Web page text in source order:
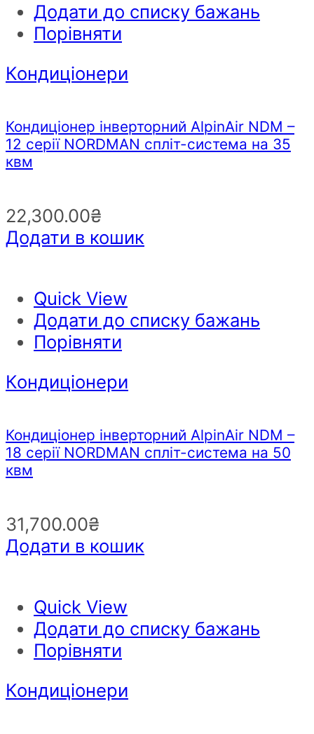
Додати до списку бажань
Порівняти
Кондиціонери
Кондиціонер інверторний AlpinAir NDM –
12 серії NORDMAN спліт-система на 35
квм
22,300.00₴
Додати в кошик
Quick View
Додати до списку бажань
Порівняти
Кондиціонери
Кондиціонер інверторний AlpinAir NDM –
18 серії NORDMAN спліт-система на 50
квм
31,700.00₴
Додати в кошик
Quick View
Додати до списку бажань
Порівняти
Кондиціонери